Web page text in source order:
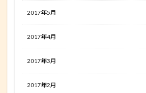
2017年5月
2017年4月
2017年3月
2017年2月